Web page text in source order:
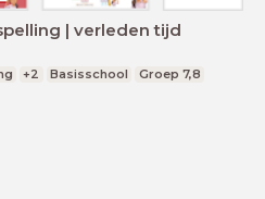
| verleden tijd
+2 Basisschool Groep 7,8